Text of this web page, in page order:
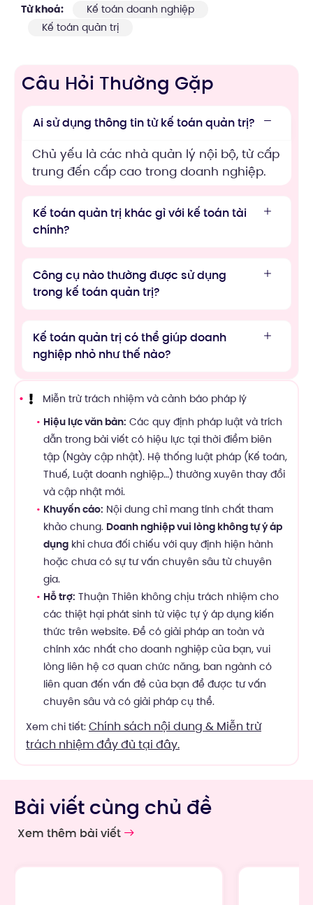
Từ khoá:
Kế toán doanh nghiệp
Kế toán quản trị
Câu Hỏi Thường Gặp
Ai sử dụng thông tin từ kế toán quản trị?
Chủ yếu là các nhà quản lý nội bộ, từ cấp
trung đến cấp cao trong doanh nghiệp.
Kế toán quản trị khác gì với kế toán tài
chính?
Công cụ nào thường được sử dụng
trong kế toán quản trị?
Kế toán quản trị có thể giúp doanh
nghiệp nhỏ như thế nào?
Miễn trừ trách nhiệm và cảnh báo pháp lý
Hiệu lực văn bản: Các quy định pháp luật và trích
dẫn trong bài viết có hiệu lực tại thời điểm biên
tập (Ngày cập nhật). Hệ thống luật pháp (Kế toán,
Thuế, Luật doanh nghiệp…) thường xuyên thay đổi
và cập nhật mới.
Khuyến cáo: Nội dung chỉ mang tính chất tham
khảo chung. Doanh nghiệp vui lòng không tự ý áp
dụng khi chưa đối chiếu với quy định hiện hành
hoặc chưa có sự tư vấn chuyên sâu từ chuyên
gia.
Hỗ trợ: Thuận Thiên không chịu trách nhiệm cho
các thiệt hại phát sinh từ việc tự ý áp dụng kiến
thức trên website. Để có giải pháp an toàn và
chính xác nhất cho doanh nghiệp của bạn, vui
lòng liên hệ cơ quan chức năng, ban ngành có
liên quan đến vấn đề của bạn để được tư vấn
chuyên sâu và có giải pháp cụ thể.
Xem chi tiết: Chính sách nội dung & Miễn trừ
trách nhiệm đầy đủ tại đây.
Bài viết cùng chủ đề
Xem thêm bài viết